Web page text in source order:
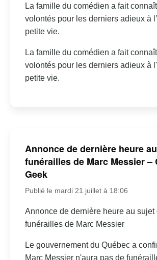
La famille du comédien a fait
volontés pour les derniers adieux à
petite vie.
La famille du comédien a fait
volontés pour les derniers adieux à
petite vie.
Annonce de dernière heure
funérailles de Marc Messier –
Geek
Publié le mardi 21 juillet à 18:06
Annonce de dernière heure au sujet
funérailles de Marc Messier
Le gouvernement du Québec a
Marc Messier n'aura pas de